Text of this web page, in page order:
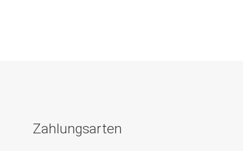
Zahlungsarten